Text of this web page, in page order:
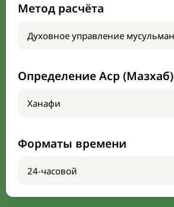
Метод расчёта
Определение Аср (Мазхаб)
Форматы времени